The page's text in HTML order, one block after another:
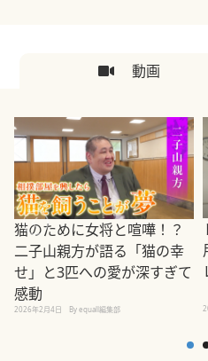
動画
猫のために女将と喧嘩！？
二子山親方が語る「猫の幸
せ」と3匹への愛が深すぎて
感動
2026年2月4日 By equall編集部